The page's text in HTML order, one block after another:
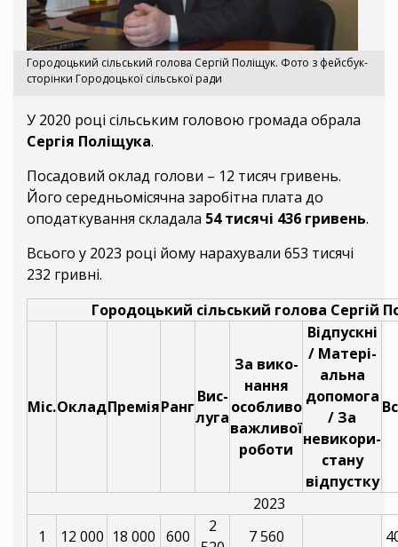
Городоцький сільський голова Сергій Поліщук. Фото з фейсбук-
сторінки Городоцької сільської ради
У 2020 році сільським головою громада обрала
Сергія Поліщука.
Посадовий оклад голови – 12 тисяч гривень.
Його середньомісячна заробітна плата до
оподаткування складала 54 тисячі 436 гривень.
Всього у 2023 році йому нарахували 653 тисячі
232 гривні.
Городоцький сільський голова Сергій
Міс.ОкладПреміяРанг
Вис-
луга
За вико-
нання
особливо
важливої
роботи
Відпускні
/ Матері-
альна
допомога
/ За
невикори-
стану
відпустку
2023
1
12 000 18 000 600
2
7 560